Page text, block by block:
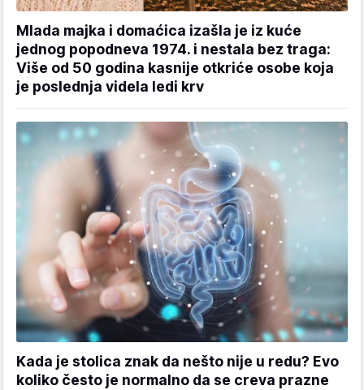
Mlada majka i domaćica izašla je iz kuće
jednog popodneva 1974. i nestala bez traga:
Više od 50 godina kasnije otkriće osobe koja
je poslednja videla ledi krv
Kada je stolica znak da nešto nije u redu? Evo
koliko često je normalno da se creva prazne